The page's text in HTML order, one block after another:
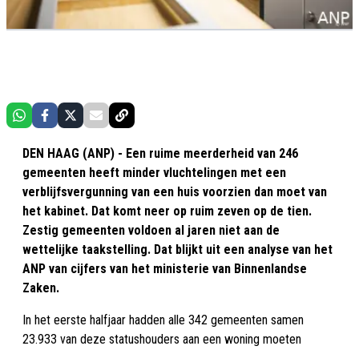
DEN HAAG (ANP) - Een ruime meerderheid van 246
gemeenten heeft minder vluchtelingen met een
verblijfsvergunning van een huis voorzien dan moet van
het kabinet. Dat komt neer op ruim zeven op de tien.
Zestig gemeenten voldoen al jaren niet aan de
wettelijke taakstelling. Dat blijkt uit een analyse van het
ANP van cijfers van het ministerie van Binnenlandse
Zaken.
In het eerste halfjaar hadden alle 342 gemeenten samen
23.933 van deze statushouders aan een woning moeten